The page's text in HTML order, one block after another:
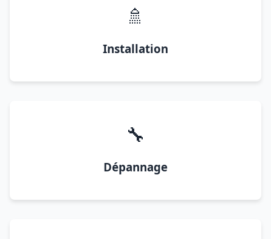
🚿
Installation
🔧
Dépannage